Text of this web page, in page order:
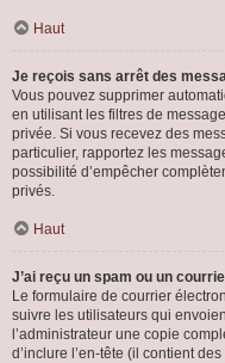
Haut
Je reçois sans arrêt des
Vous pouvez supprimer
en utilisant les filtres de
privée. Si vous recevez des
particulier, rapportez les
possibilité d’empêcher
privés.
Haut
J’ai reçu un spam ou un
Le formulaire de courrier
suivre les utilisateurs qui
l’administrateur une copie
d’inclure l’en-tête (il contient